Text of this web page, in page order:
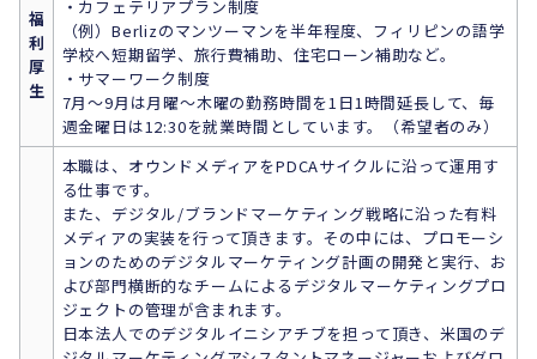
福
利
厚
生
・カフェテリアプラン制度
（例）Berlizのマンツーマンを半年程度、フィリピンの語学
学校へ短期留学、旅行費補助、住宅ローン補助など。
・サマーワーク制度
7月～9月は月曜～木曜の勤務時間を1日1時間延長して、毎
週金曜日は12:30を就業時間としています。（希望者のみ）
本職は、オウンドメディアをPDCAサイクルに沿って運用す
る仕事です。
また、デジタル/ブランドマーケティング戦略に沿った有料
メディアの実装を行って頂きます。その中には、プロモーシ
ョンのためのデジタルマーケティング計画の開発と実行、お
よび部門横断的なチームによるデジタルマーケティングプロ
ジェクトの管理が含まれます。
日本法人でのデジタルイニシアチブを担って頂き、米国のデ